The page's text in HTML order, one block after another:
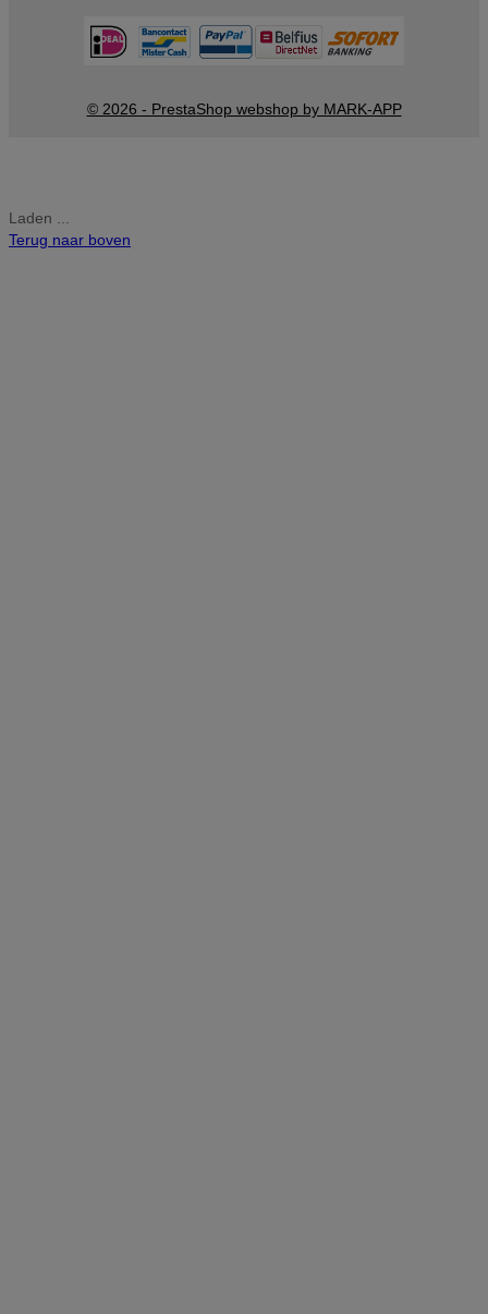
© 2026 - PrestaShop webshop by MARK-APP
Laden ...
Terug naar boven